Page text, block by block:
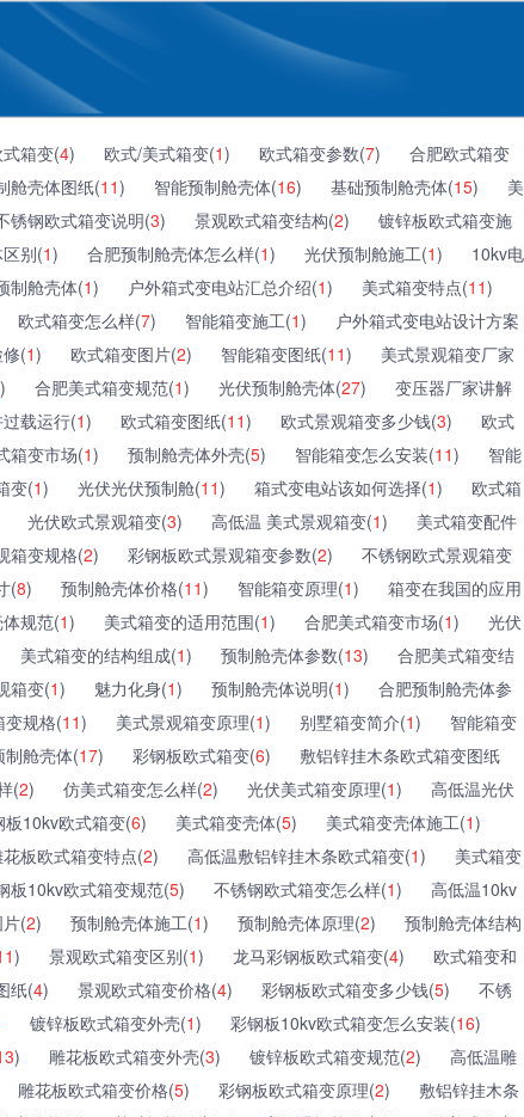
箱变(4) 欧式/美式箱变(1) 欧式箱变参数(7)
合肥欧式箱变
舱壳体图纸(11) 智能预制舱壳体(16) 基础预制舱壳体(15)
美
锈钢欧式箱变说明(3) 景观欧式箱变结构(2)
镀锌板欧式箱变施
别(1) 合肥预制舱壳体怎么样(1) 光伏预制舱施工(1)
10kv电
制舱壳体(1) 户外箱式变电站汇总介绍(1) 美式箱变特点(11)
欧式箱变怎么样(7) 智能箱变施工(1)
户外箱式变电站设计方案
(1) 欧式箱变图片(2) 智能箱变图纸(11)
美式景观箱变厂家
) 合肥美式箱变规范(1) 光伏预制舱壳体(27)
变压器厂家讲解
载运行(1) 欧式箱变图纸(11) 欧式景观箱变多少钱(3)
欧式
箱变市场(1) 预制舱壳体外壳(5) 智能箱变怎么安装(11)
智能
变(1) 光伏光伏预制舱(11) 箱式变电站该如何选择(1)
欧式箱
光伏欧式景观箱变(3) 高低温 美式景观箱变(1)
美式箱变配件
箱变规格(2) 彩钢板欧式景观箱变参数(2)
不锈钢欧式景观箱变
(8) 预制舱壳体价格(11) 智能箱变原理(1)
箱变在我国的应用
规范(1) 美式箱变的适用范围(1) 合肥美式箱变市场(1)
光伏
美式箱变的结构组成(1) 预制舱壳体参数(13)
合肥美式箱变结
箱变(1) 魅力化身(1) 预制舱壳体说明(1)
合肥预制舱壳体参
变规格(11) 美式景观箱变原理(1) 别墅箱变简介(1)
智能箱变
制舱壳体(17) 彩钢板欧式箱变(6)
敷铝锌挂木条欧式箱变图纸
(2) 仿美式箱变怎么样(2) 光伏美式箱变原理(1)
高低温光伏
板10kv欧式箱变(6) 美式箱变壳体(5) 美式箱变壳体施工(1)
花板欧式箱变特点(2) 高低温敷铝锌挂木条欧式箱变(1)
美式箱变
板10kv欧式箱变规范(5) 不锈钢欧式箱变怎么样(1)
高低温10kv
(2) 预制舱壳体施工(1) 预制舱壳体原理(2)
预制舱壳体结构
) 景观欧式箱变区别(1) 龙马彩钢板欧式箱变(4)
欧式箱变和
纸(4) 景观欧式箱变价格(4) 彩钢板欧式箱变多少钱(5)
不锈
镀锌板欧式箱变外壳(1) 彩钢板10kv欧式箱变怎么安装(16)
) 雕花板欧式箱变外壳(3) 镀锌板欧式箱变规范(2)
高低温雕
雕花板欧式箱变价格(5) 彩钢板欧式箱变原理(2)
敷铝锌挂木条